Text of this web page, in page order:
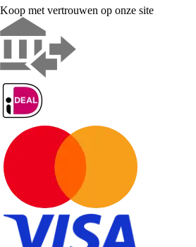
Koop met vertrouwen op onze site